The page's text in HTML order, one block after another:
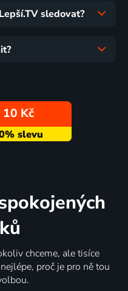
sledovat?
Kč
chceme, ale tisíce
proč je pro ně tou